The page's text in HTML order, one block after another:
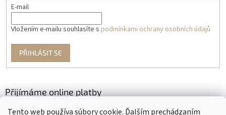
Tento web používa súbory cookie. Ďalším prechádzaním
E-mail
Vložením e-mailu souhlasíte s podmínkami ochrany osobních údajů
PŘIHLÁSIT SE
Přijímáme online platby